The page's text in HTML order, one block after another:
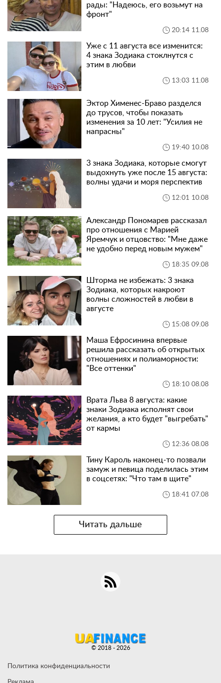
рады: "Надеюсь, его возьмут на
фронт"
20:14 11.08
Уже с 11 августа все изменится:
4 знака Зодиака стоклнутся с
этим в любви
13:03 11.08
Эктор Хименес-Браво разделся
до трусов, чтобы показать
изменения за 10 лет: "Усилия не
напрасны"
19:40 10.08
3 знака Зодиака, которые смогут
выдохнуть уже после 15 августа:
волны удачи и моря перспектив
12:01 10.08
Александр Пономарев рассказал
про отношения с Марией
Яремчук и отцовство: "Мне даже
не удобно перед новым мужем"
18:35 09.08
Шторма не избежать: 3 знака
Зодиака, которых накроют
волны сложностей в любви в
августе
15:08 09.08
Маша Ефросинина впервые
решила рассказать об открытых
отношениях и полиаморности:
"Все оттенки"
18:10 08.08
Врата Льва 8 августа: какие
знаки Зодиака исполнят свои
желания, а кто будет "выгребать"
от кармы
12:36 08.08
Тину Кароль наконец-то позвали
замуж и певица поделилась этим
в соцсетях: "Что там в щите"
18:41 07.08
Читать дальше
Политика конфиденциальности
© 2018 - 2026